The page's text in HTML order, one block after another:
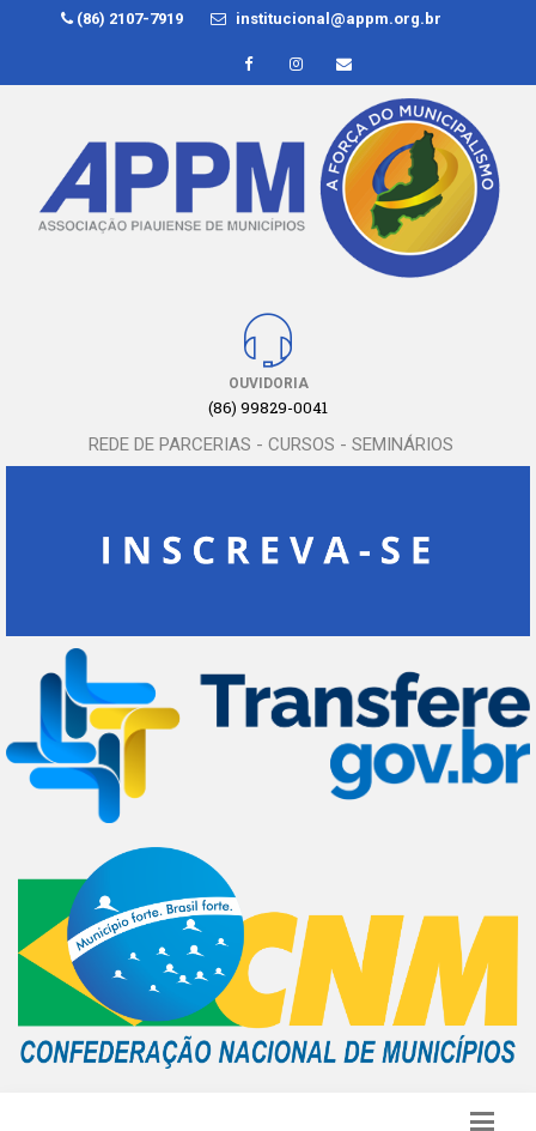
(86) 2107-7919 institucional@appm.org.br
OUVIDORIA
(86) 99829-0041
REDE DE PARCERIAS - CURSOS - SEMINÁRIOS